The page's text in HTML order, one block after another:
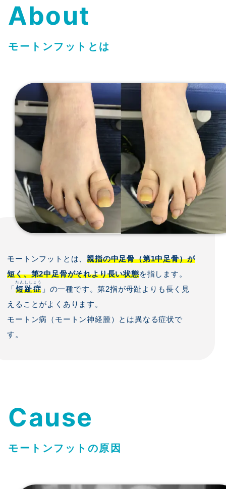
About
モートンフットとは
モートンフットとは、親指の中足骨（第1中足骨）が
短く、第2中足骨がそれより長い状態を指します。
「短趾症
たんししょう
」の一種です。第2指が母趾よりも長く見
えることがよくあります。
モートン病（モートン神経腫）とは異なる症状で
す。
Cause
モートンフットの原因